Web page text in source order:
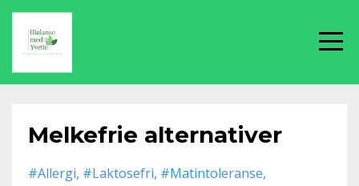
Melkefrie alternativer
#allergi #laktosefri #matintoleranse